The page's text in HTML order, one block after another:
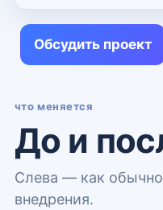
Обсудить проект
что меняется
До и
Слева — как
внедрения.